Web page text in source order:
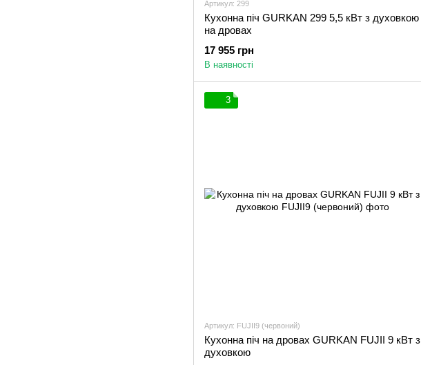
Артикул: 299
Кухонна піч GURKAN 299 5,5 кВт з духовкою
на дровах
17 955 грн
В наявності
3
Артикул: FUJII9 (червоний)
Кухонна піч на дровах GURKAN FUJII 9 кВт з
духовкою